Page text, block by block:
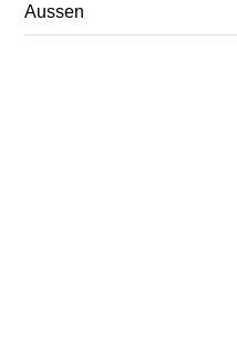
Aussen